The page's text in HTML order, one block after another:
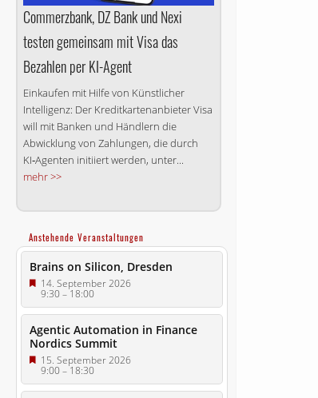
Commerzbank, DZ Bank und Nexi
testen gemeinsam mit Visa das
Bezahlen per KI-Agent
Einkaufen mit Hilfe von Künstlicher
Intelligenz: Der Kreditkartenanbieter Visa
will mit Banken und Händlern die
Abwicklung von Zahlungen, die durch
KI‑Agenten initiiert werden, unter...
mehr >>
Anstehende Veranstaltungen
Brains on Silicon, Dresden
14. September 2026
9:30–18:00
Agentic Automation in Finance
Nordics Summit
15. September 2026
9:00–18:30